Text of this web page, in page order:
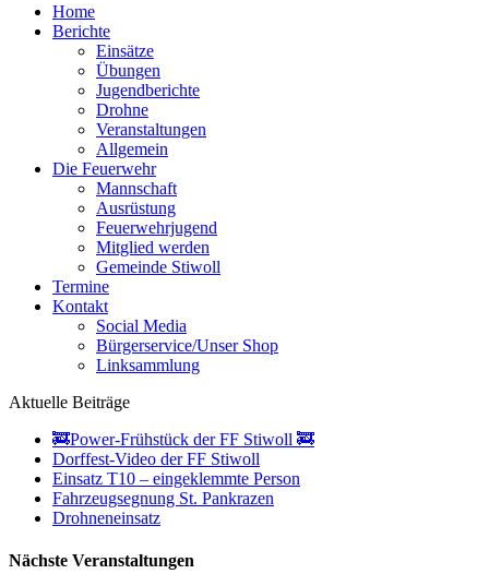
Home
Berichte
Einsätze
Übungen
Jugendberichte
Drohne
Veranstaltungen
Allgemein
Die Feuerwehr
Mannschaft
Ausrüstung
Feuerwehrjugend
Mitglied werden
Gemeinde Stiwoll
Termine
Kontakt
Social Media
Bürgerservice/Unser Shop
Linksammlung
Aktuelle Beiträge
🚒Power-Frühstück der FF Stiwoll 🚒
Dorffest-Video der FF Stiwoll
Einsatz T10 – eingeklemmte Person
Fahrzeugsegnung St. Pankrazen
Drohneneinsatz
Nächste Veranstaltungen